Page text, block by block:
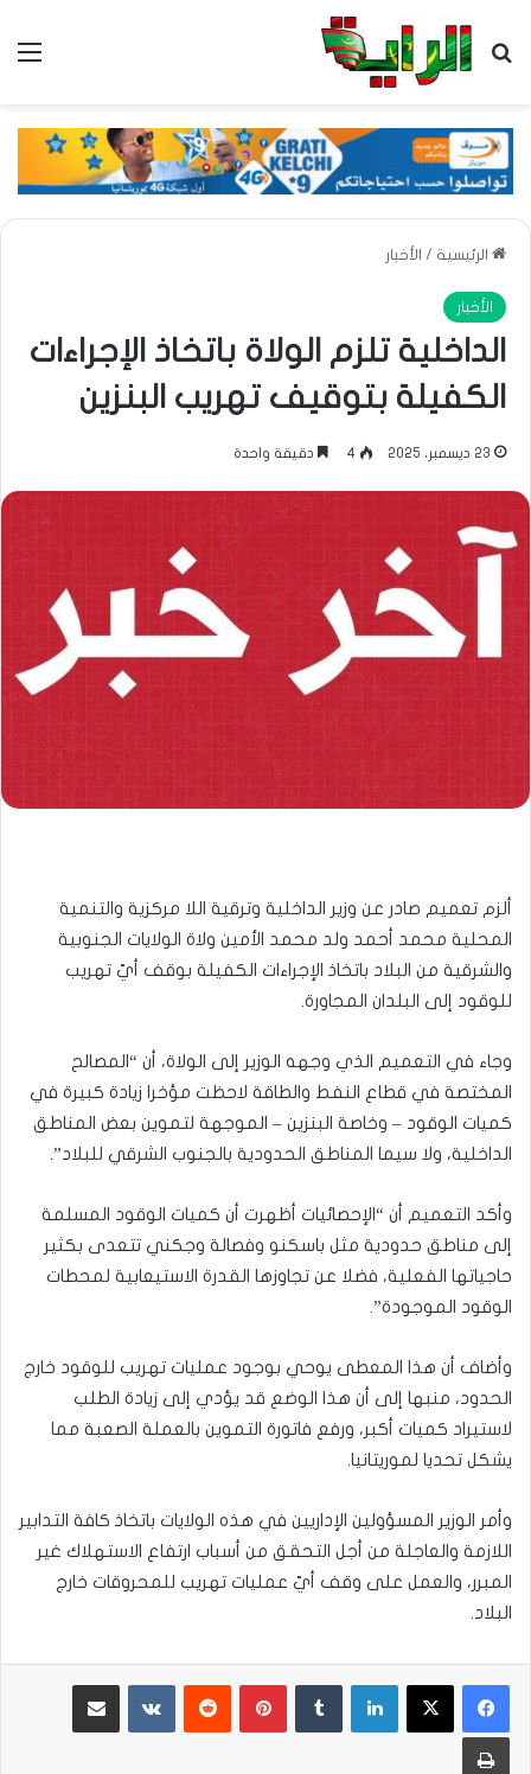
بحث عن
الرئيسية / الأخبار
الأخبار
الداخلية تلزم الولاة باتخاذ الإجراءات
الكفيلة بتوقيف تهريب البنزين
23 ديسمبر، 2025 4 دقيقة واحدة
ألزم تعميم صادر عن وزير الداخلية وترقية اللا مركزية والتنمية
المحلية محمد أحمد ولد محمد الأمين ولاة الولايات الجنوبية
والشرقية من البلاد باتخاذ الإجراءات الكفيلة بوقف أيّ تهريب
للوقود إلى البلدان المجاورة.
وجاء في التعميم الذي وجهه الوزير إلى الولاة، أن “المصالح
المختصة في قطاع النفط والطاقة لاحظت مؤخرا زيادة كبيرة في
كميات الوقود – وخاصة البنزين – الموجهة لتموين بعض المناطق
الداخلية، ولا سيما المناطق الحدودية بالجنوب الشرقي للبلاد”.
وأكد التعميم أن “الإحصائيات أظهرت أن كميات الوقود المسلمة
إلى مناطق حدودية مثل باسكنو وفصالة وجكني تتعدى بكثير
حاجياتها الفعلية، فضلا عن تجاوزها القدرة الاستيعابية لمحطات
الوقود الموجودة”.
وأضاف أن هذا المعطى يوحي بوجود عمليات تهريب للوقود خارج
الحدود، منبها إلى أن هذا الوضع قد يؤدي إلى زيادة الطلب
لاستيراد كميات أكبر، ورفع فاتورة التموين بالعملة الصعبة مما
يشكل تحديا لموريتانيا.
وأمر الوزير المسؤولين الإداريين في هذه الولايات باتخاذ كافة التدابير
اللازمة والعاجلة من أجل التحقق من أسباب ارتفاع الاستهلاك غير
المبرر، والعمل على وقف أيّ عمليات تهريب للمحروقات خارج
البلاد.
لينكدإن بينتيريست مشاركة عبر البريد
طباعة